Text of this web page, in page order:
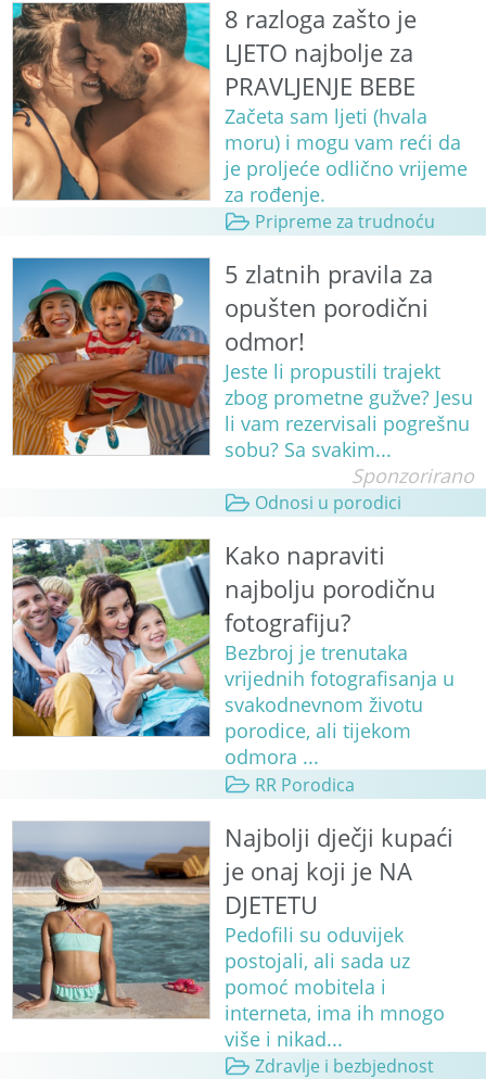
8 razloga zašto je
LJETO najbolje za
PRAVLJENJE BEBE
Začeta sam ljeti (hvala
moru) i mogu vam reći da
je proljeće odlično vrijeme
za rođenje.
Pripreme za trudnoću
5 zlatnih pravila za
opušten porodični
odmor!
Jeste li propustili trajekt
zbog prometne gužve? Jesu
li vam rezervisali pogrešnu
sobu? Sa svakim...
Sponzorirano
Odnosi u porodici
Kako napraviti
najbolju porodičnu
fotografiju?
Bezbroj je trenutaka
vrijednih fotografisanja u
svakodnevnom životu
porodice, ali tijekom
odmora ...
RR Porodica
Najbolji dječji kupaći
je onaj koji je NA
DJETETU
Pedofili su oduvijek
postojali, ali sada uz
pomoć mobitela i
interneta, ima ih mnogo
više i nikad...
Zdravlje i bezbjednost